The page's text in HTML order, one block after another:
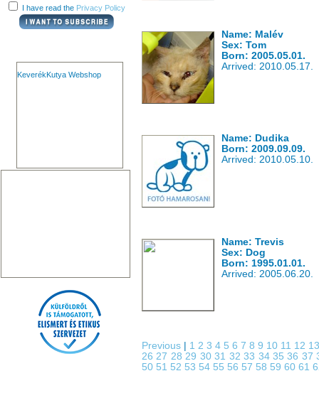
I have read the Privacy Policy
KeverékKutya Webshop
Name: Malév
Sex: Tom
Born: 2005.05.01.
Arrived: 2010.05.17.
Name: Dudika
Born: 2009.09.09.
Arrived: 2010.05.10.
Name: Trevis
Sex: Dog
Born: 1995.01.01.
Arrived: 2005.06.20.
Previous 1 2 3 4 5 6 7 8 9 10 11 12
2627 2829 3031 3233 34 3536 37
50 51 52 53 54 55 56 57 58 59 60 61